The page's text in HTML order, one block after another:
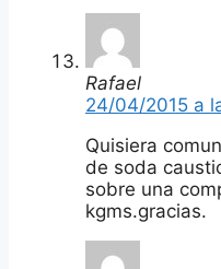
Rafael
24/04/2015 a
Quisiera
de soda
sobre una
kgms.gracias.